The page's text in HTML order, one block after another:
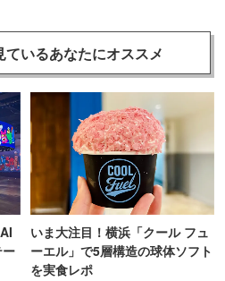
ているあなたにオススメ
いま大注目！横浜「クール フュ
ーエル」で5層構造の球体ソフト
を実食レポ